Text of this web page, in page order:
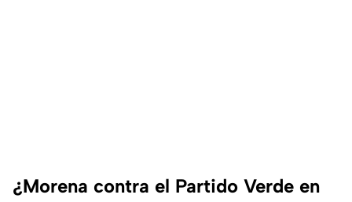
¿Morena contra el Partido Verde en